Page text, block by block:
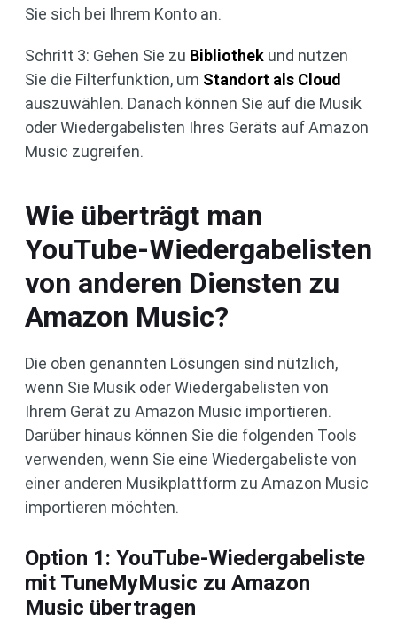
Sie sich bei Ihrem Konto an.
Schritt 3: Gehen Sie zu Bibliothek und nutzen
Sie die Filterfunktion, um Standort als Cloud
auszuwählen. Danach können Sie auf die Musik
oder Wiedergabelisten Ihres Geräts auf Amazon
Music zugreifen.
Wie überträgt man
YouTube-Wiedergabelisten
von anderen Diensten zu
Amazon Music?
Die oben genannten Lösungen sind nützlich,
wenn Sie Musik oder Wiedergabelisten von
Ihrem Gerät zu Amazon Music importieren.
Darüber hinaus können Sie die folgenden Tools
verwenden, wenn Sie eine Wiedergabeliste von
einer anderen Musikplattform zu Amazon Music
importieren möchten.
Option 1: YouTube-Wiedergabeliste
mit TuneMyMusic zu Amazon
Music übertragen